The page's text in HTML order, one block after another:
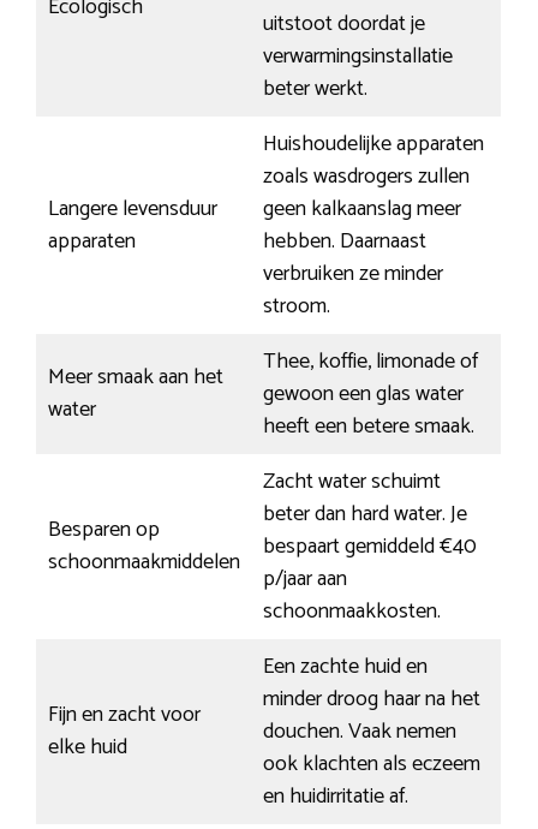
Ecologisch
uitstoot doordat je
verwarmingsinstallatie
beter werkt.
Langere levensduur
apparaten
Huishoudelijke apparaten
zoals wasdrogers zullen
geen kalkaanslag meer
hebben. Daarnaast
verbruiken ze minder
stroom.
Meer smaak aan het
water
Thee, koffie, limonade of
gewoon een glas water
heeft een betere smaak.
Besparen op
schoonmaakmiddelen
Zacht water schuimt
beter dan hard water. Je
bespaart gemiddeld €40
p/jaar aan
schoonmaakkosten.
Fijn en zacht voor
elke huid
Een zachte huid en
minder droog haar na het
douchen. Vaak nemen
ook klachten als eczeem
en huidirritatie af.